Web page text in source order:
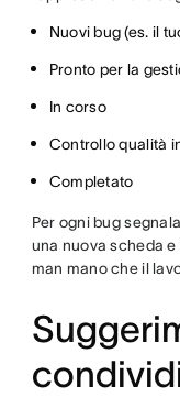
Nuovi bug (es. il
Pronto per la
In corso
Controllo qualità
Completato
Per ogni bug
una nuova scheda
man mano che il